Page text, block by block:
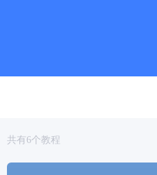
共有6个教程